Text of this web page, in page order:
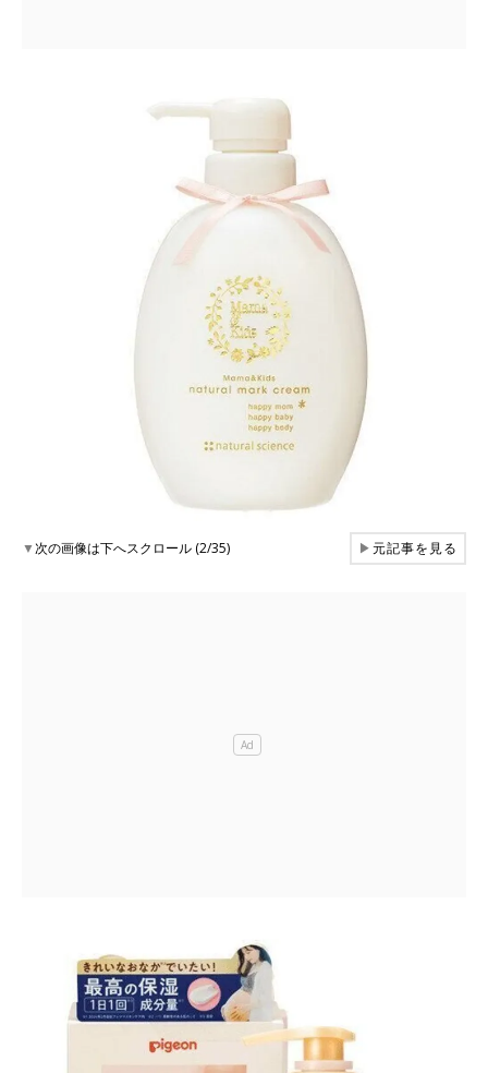
▼次の画像は下へスクロール (2/35) ▶元記事を見る